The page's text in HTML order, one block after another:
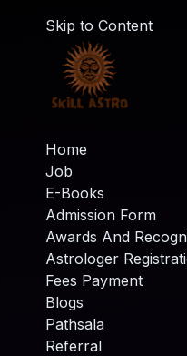
Skip to Content
Home
Job
E-Books
Admission Form
Awards And
Astrologer
Fees Payment
Blogs
Pathsala
Referral